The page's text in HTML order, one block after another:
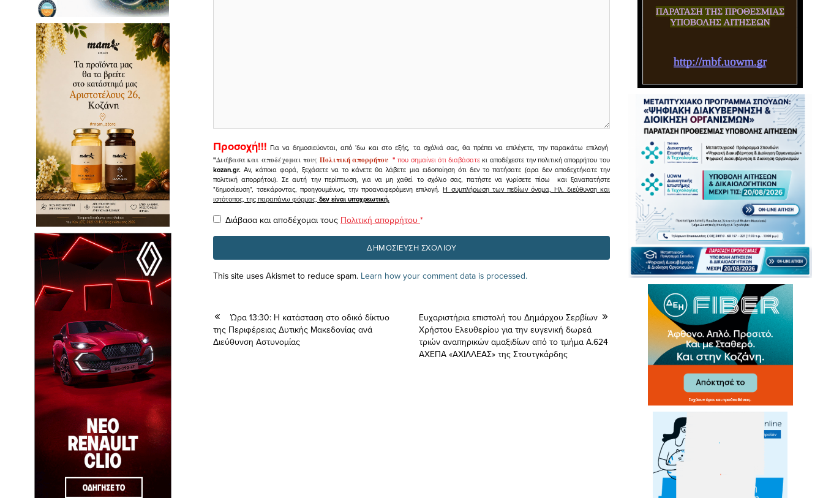
Προσοχή!!! Για να δημοσιεύονται, από 'δω και στο εξής, τα σχόλιά σας, θα πρέπει να επιλέγετε, την παρακάτω επιλογή
"Διάβασα και αποδέχομαι τουςΠολιτική απορρήτου " που σημαίνει ότι διαβάσατεκι αποδέχεστε την πολιτική απορρήτου του
kozan.gr. Αν, κάποια φορά, ξεχάσετε να το κάνετε θα λάβετε μια ειδοποίηση ότι δεν το πατήσατε (αρα δεν αποδεχτήκατε την
πολιτική απορρήτου). Σε αυτή την περίπτωση, για να μη χαθεί το σχόλιο σας, πατήστε να γυρίσετε πίσω και ξαναπατήστε
"δημοσίευση", τσεκάροντας, προηγουμένως, την προαναφερόμενη επιλογή.Η συμπλήρωση των πεδίων όνομα, Ηλ. διεύθυνση και
ιστότοπος, της παραπάνω φόρμας, δεν είναι υποχρεωτική.
Διάβασα και αποδέχομαι τους Πολιτική απορρήτου *
This site uses Akismet to reduce spam. Learn how your comment data is processed.
Ώρα 13:30: H κατάσταση στο οδικό δίκτυο
της Περιφέρειας Δυτικής Μακεδονίας ανά
Διεύθυνση Αστυνομίας
Ευχαριστήρια επιστολή του Δημάρχου Σερβίων
Χρήστου Ελευθερίου για την ευγενική δωρεά
τριών αναπηρικών αμαξιδίων από το τμήμα A.624
ΑΧΕΠΑ «ΑΧΙΛΛΕΑΣ» της Στουτγκάρδης